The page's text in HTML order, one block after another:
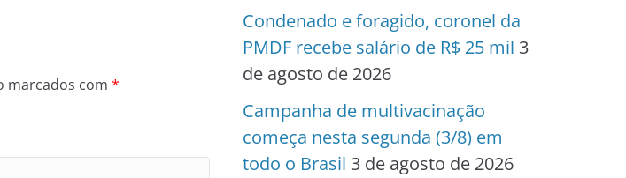
marcados com *
Condenado e foragido, coronel da
PMDF recebe salário de R$ 25 mil 3
de agosto de 2026
Campanha de multivacinação
começa nesta segunda (3/8) em
todo o Brasil 3 de agosto de 2026